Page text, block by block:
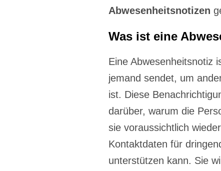
Abwesenheitsnotizen
Was ist eine
Eine Abwesenheitsnotiz
jemand sendet, um
ist. Diese
darüber, warum die
sie voraussichtlich
Kontaktdaten für
unterstützen kann. Sie